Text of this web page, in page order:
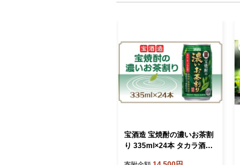
宝酒造 宝焼酎の濃いお茶割
り 335ml×24本 タカラ酒造